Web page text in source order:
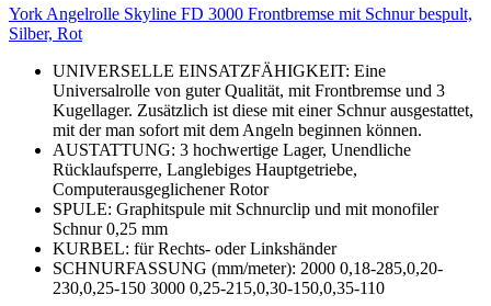
York Angelrolle Skyline FD 3000 Frontbremse mit Schnur bespult,
Silber, Rot
UNIVERSELLE EINSATZFÄHIGKEIT: Eine
Universalrolle von guter Qualität, mit Frontbremse und 3
Kugellager. Zusätzlich ist diese mit einer Schnur ausgestattet,
mit der man sofort mit dem Angeln beginnen können.
AUSTATTUNG: 3 hochwertige Lager, Unendliche
Rücklaufsperre, Langlebiges Hauptgetriebe,
Computerausgeglichener Rotor
SPULE: Graphitspule mit Schnurclip und mit monofiler
Schnur 0,25 mm
KURBEL: für Rechts- oder Linkshänder
SCHNURFASSUNG (mm/meter): 2000 0,18-285,0,20-
230,0,25-150 3000 0,25-215,0,30-150,0,35-110